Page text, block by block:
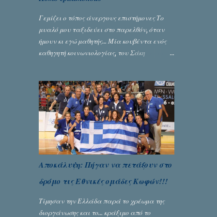
Γεμίζει ο τόπος άνεργους επιστήμονες Το
μυαλό μου ταξιδεύει στο παρελθόν, όταν
ήμουν κι εγώ μαθητής... Μία κουβέντα ενός
καθηγητή κοινωνιολογίας, του Σάκη
Γράφει ο Σταύρος Αλευρογιάννης
Αποκάλυψη: Πήγαν να πετάξουν στο
δρόμο τις Εθνικές ομάδες Κωφών!!!
Τίμησαν την Ελλάδα παρά το χρέωμα της
διοργάνωσης και το... κράξιμο από το